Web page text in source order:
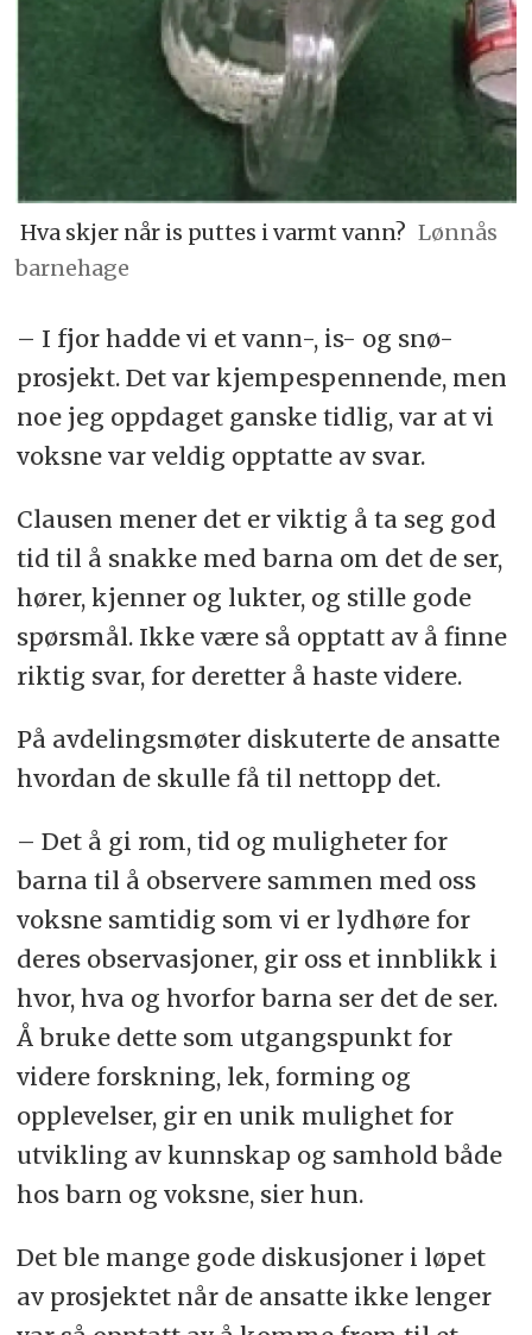
Hva skjer når is puttes i varmt vann? Lønnås
barnehage
– I fjor hadde vi et vann-, is- og snø-
prosjekt. Det var kjempespennende, men
noe jeg oppdaget ganske tidlig, var at vi
voksne var veldig opptatte av svar.
Clausen mener det er viktig å ta seg god
tid til å snakke med barna om det de ser,
hører, kjenner og lukter, og stille gode
spørsmål. Ikke være så opptatt av å finne
riktig svar, for deretter å haste videre.
På avdelingsmøter diskuterte de ansatte
hvordan de skulle få til nettopp det.
– Det å gi rom, tid og muligheter for
barna til å observere sammen med oss
voksne samtidig som vi er lydhøre for
deres observasjoner, gir oss et innblikk i
hvor, hva og hvorfor barna ser det de ser.
Å bruke dette som utgangspunkt for
videre forskning, lek, forming og
opplevelser, gir en unik mulighet for
utvikling av kunnskap og samhold både
hos barn og voksne, sier hun.
Det ble mange gode diskusjoner i løpet
av prosjektet når de ansatte ikke lenger